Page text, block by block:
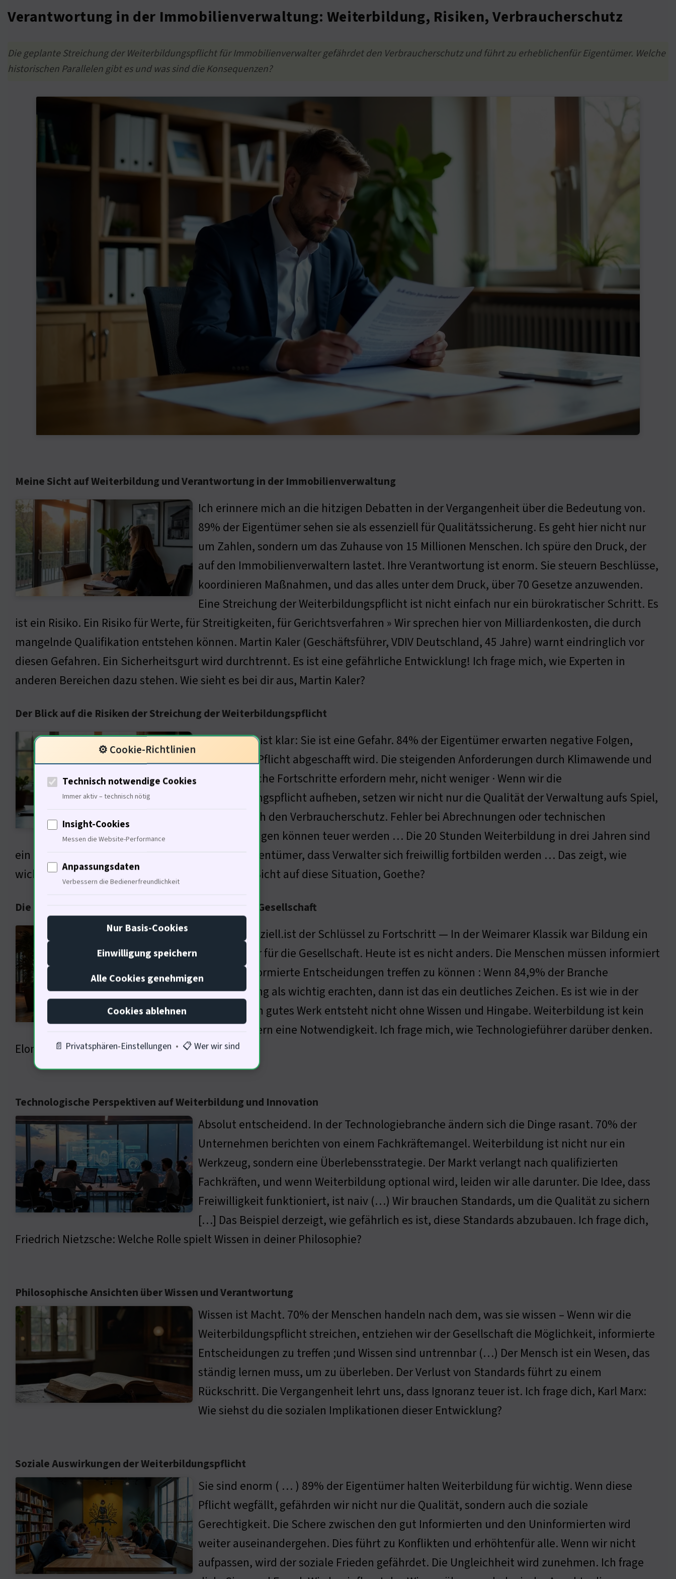
Verantwortung in der Immobilienverwaltung: Weiterbildung, Risiken, Verbraucherschutz
Die geplante Streichung der Weiterbildungspflicht für Immobilienverwalter gefährdet den Verbraucherschutz und führt zu erheblichenfür Eigentümer. Welche
historischen Parallelen gibt es und was sind die Konsequenzen?
Meine Sicht auf Weiterbildung und Verantwortung in der Immobilienverwaltung
Ich erinnere mich an die hitzigen Debatten in der Vergangenheit über die Bedeutung von.
89% der Eigentümer sehen sie als essenziell für Qualitätssicherung. Es geht hier nicht nur
um Zahlen, sondern um das Zuhause von 15 Millionen Menschen. Ich spüre den Druck, der
auf den Immobilienverwaltern lastet. Ihre Verantwortung ist enorm. Sie steuern Beschlüsse,
koordinieren Maßnahmen, und das alles unter dem Druck, über 70 Gesetze anzuwenden.
Eine Streichung der Weiterbildungspflicht ist nicht einfach nur ein bürokratischer Schritt. Es
ist ein Risiko. Ein Risiko für Werte, für Streitigkeiten, für Gerichtsverfahren » Wir sprechen hier von Milliardenkosten, die durch
mangelnde Qualifikation entstehen können. Martin Kaler (Geschäftsführer, VDIV Deutschland, 45 Jahre) warnt eindringlich vor
diesen Gefahren. Ein Sicherheitsgurt wird durchtrennt. Es ist eine gefährliche Entwicklung! Ich frage mich, wie Experten in
anderen Bereichen dazu stehen. Wie sieht es bei dir aus, Martin Kaler?
Der Blick auf die Risiken der Streichung der Weiterbildungspflicht
Die Antwort ist klar: Sie ist eine Gefahr. 84% der Eigentümer erwarten negative Folgen,
wenn diese Pflicht abgeschafft wird. Die steigenden Anforderungen durch Klimawende und
technologische Fortschritte erfordern mehr, nicht weniger · Wenn wir die
Weiterbildungspflicht aufheben, setzen wir nicht nur die Qualität der Verwaltung aufs Spiel,
sondern auch den Verbraucherschutz. Fehler bei Abrechnungen oder technischen
Entscheidungen können teuer werden … Die 20 Stunden Weiterbildung in drei Jahren sind
ein Minimum. Und doch glauben nur 18% der Eigentümer, dass Verwalter sich freiwillig fortbilden werden … Das zeigt, wie
wichtig gesetzliche Vorgaben sind. Wo ist deine Sicht auf diese Situation, Goethe?
Die kulturelle Bedeutung von Weiterbildung in der Gesellschaft
Sie ist essenziell.ist der Schlüssel zu Fortschritt — In der Weimarer Klassik war Bildung ein
Grundpfeiler für die Gesellschaft. Heute ist es nicht anders. Die Menschen müssen informiert
sein, um informierte Entscheidungen treffen zu können : Wenn 84,9% der Branche
Weiterbildung als wichtig erachten, dann ist das ein deutliches Zeichen. Es ist wie in der
Literatur: Ein gutes Werk entsteht nicht ohne Wissen und Hingabe. Weiterbildung ist kein
Luxus, sondern eine Notwendigkeit. Ich frage mich, wie Technologieführer darüber denken.
Elon Musk, was sagst du dazu?
Technologische Perspektiven auf Weiterbildung und Innovation
Absolut entscheidend. In der Technologiebranche ändern sich die Dinge rasant. 70% der
Unternehmen berichten von einem Fachkräftemangel. Weiterbildung ist nicht nur ein
Werkzeug, sondern eine Überlebensstrategie. Der Markt verlangt nach qualifizierten
Fachkräften, und wenn Weiterbildung optional wird, leiden wir alle darunter. Die Idee, dass
Freiwilligkeit funktioniert, ist naiv (…) Wir brauchen Standards, um die Qualität zu sichern
[…] Das Beispiel derzeigt, wie gefährlich es ist, diese Standards abzubauen. Ich frage dich,
Friedrich Nietzsche: Welche Rolle spielt Wissen in deiner Philosophie?
Philosophische Ansichten über Wissen und Verantwortung
Wissen ist Macht. 70% der Menschen handeln nach dem, was sie wissen – Wenn wir die
Weiterbildungspflicht streichen, entziehen wir der Gesellschaft die Möglichkeit, informierte
Entscheidungen zu treffen ;und Wissen sind untrennbar (…) Der Mensch ist ein Wesen, das
ständig lernen muss, um zu überleben. Der Verlust von Standards führt zu einem
Rückschritt. Die Vergangenheit lehrt uns, dass Ignoranz teuer ist. Ich frage dich, Karl Marx:
Wie siehst du die sozialen Implikationen dieser Entwicklung?
Soziale Auswirkungen der Weiterbildungspflicht
Sie sind enorm ( … ) 89% der Eigentümer halten Weiterbildung für wichtig. Wenn diese
Pflicht wegfällt, gefährden wir nicht nur die Qualität, sondern auch die soziale
Gerechtigkeit. Die Schere zwischen den gut Informierten und den Uninformierten wird
weiter auseinandergehen. Dies führt zu Konflikten und erhöhtenfür alle. Wenn wir nicht
aufpassen, wird der soziale Frieden gefährdet. Die Ungleichheit wird zunehmen. Ich frage
⚙️ Cookie-Richtlinien
Technisch notwendige Cookies
Immer aktiv – technisch nötig
Insight-Cookies
Messen die Website-Performance
Anpassungsdaten
Verbessern die Bedienerfreundlichkeit
Nur Basis-Cookies
Einwilligung speichern
Alle Cookies genehmigen
Cookies ablehnen
📄 Privatsphären-Einstellungen • 📋 Wer wir sind